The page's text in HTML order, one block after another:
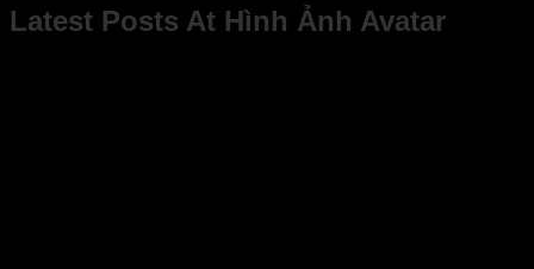
Latest Posts At Hình Ảnh Avatar